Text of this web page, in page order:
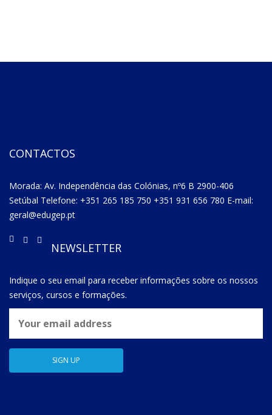
CONTACTOS
Morada: Av. Independência das Colónias, nº6 B 2900-406
Setúbal Telefone: +351 265 185 750 +351 931 656 780 E-mail:
geral@edugep.pt
NEWSLETTER
Indique o seu email para receber informações sobre os nossos
serviços, cursos e formações.